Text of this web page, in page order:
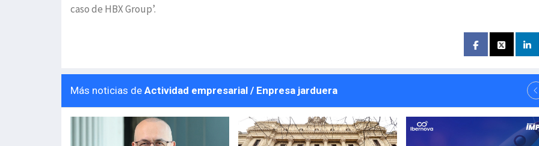
caso de HBX Group’.
Más noticias de Actividad empresarial / Enpresa jarduera